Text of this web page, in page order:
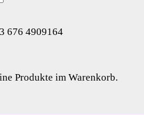
676 4909164
Produkte im Warenkorb.